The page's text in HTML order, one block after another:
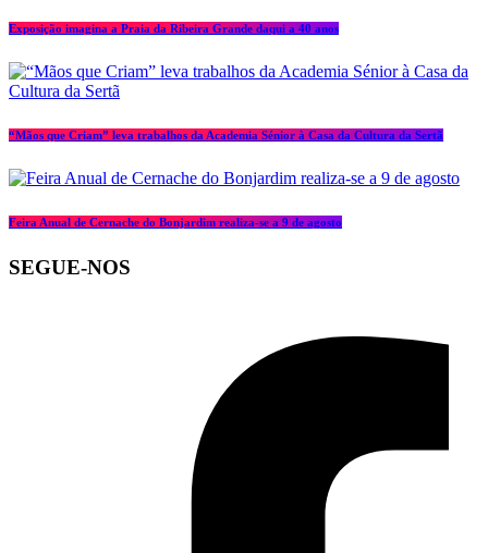
Exposição imagina a Praia da Ribeira Grande daqui a 40 anos
“Mãos que Criam” leva trabalhos da Academia Sénior à Casa da Cultura da Sertã
Feira Anual de Cernache do Bonjardim realiza-se a 9 de agosto
SEGUE-NOS